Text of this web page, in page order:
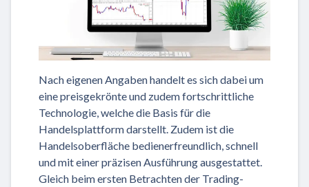
Nach eigenen Angaben handelt es sich dabei um
eine preisgekrönte und zudem fortschrittliche
Technologie, welche die Basis für die
Handelsplattform darstellt. Zudem ist die
Handelsoberfläche bedienerfreundlich, schnell
und mit einer präzisen Ausführung ausgestattet.
Gleich beim ersten Betrachten der Trading-